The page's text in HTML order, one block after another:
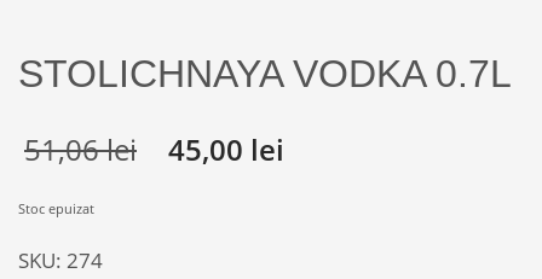
STOLICHNAYA VODKA 0.7L
51,06lei 45,00 lei
Stoc epuizat
SKU: 274